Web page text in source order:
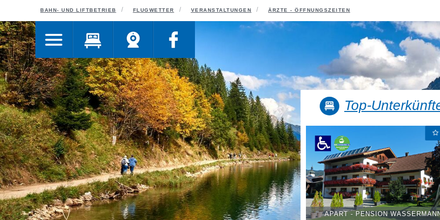
Top-
HOTEL SONNENHOF WANDERHOTEL LUMBERGER HOF APART - PENSION
ORTE DES TALES
BAHN- UND LIFTBETRIEB FLUGWETTER VERANSTALTUNGEN ÄRZTE - ÖFFNUNGSZEITEN